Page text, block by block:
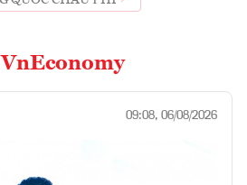
VnEconomy
09:08, 06/08/2026